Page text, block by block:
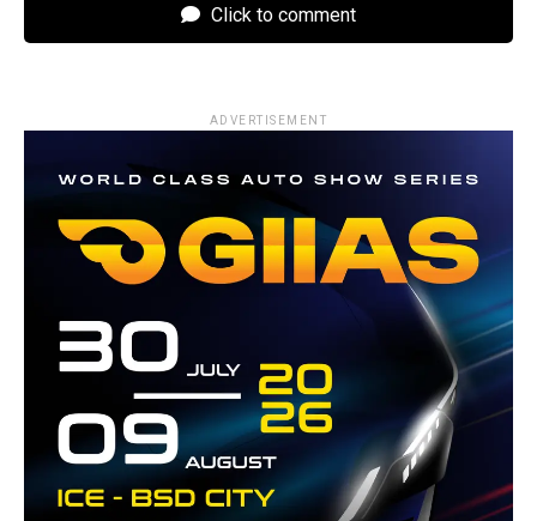
Click to comment
ADVERTISEMENT